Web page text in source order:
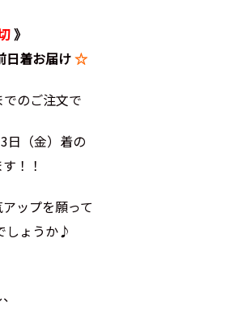
》
日着お届け☆
のご注文で
日（金）着の
！！
ップを願って
しょうか♪